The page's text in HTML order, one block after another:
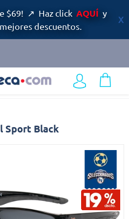
$69! ↗ Haz click AQUÍ y
descuentos.
Sport Black